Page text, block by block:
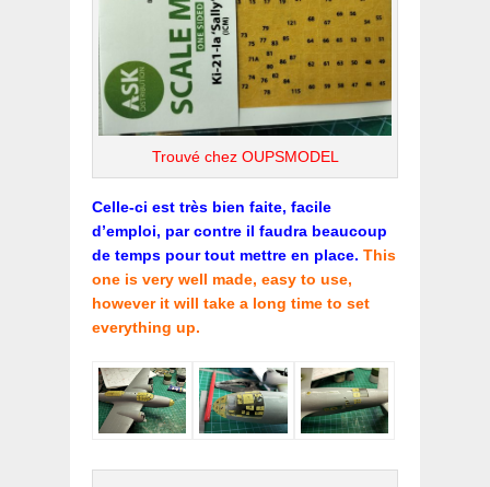
Trouvé chez OUPSMODEL
Celle-ci est très bien faite, facile
d’emploi, par contre il faudra beaucoup
de temps pour tout mettre en place. This
one is very well made, easy to use,
however it will take a long time to set
everything up.